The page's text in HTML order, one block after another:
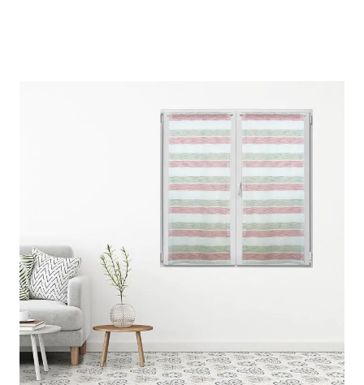
COPPIA TENDA DRITTA IN
TESSUTO POLIESTERE LEA
60X145CM VARIANTE 93
CODICE: 8054683066909
Dimensione: 60 X H. 145